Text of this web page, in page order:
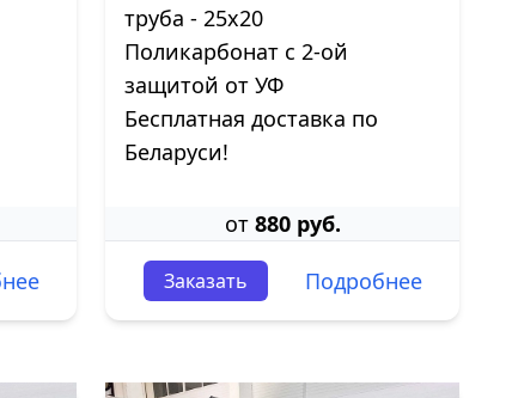
труба - 25х20
Поликарбонат с 2-ой
защитой от УФ
Бесплатная доставка по
Беларуси!
от 880 руб.
Заказать Подробнее